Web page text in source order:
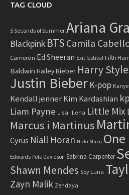
TAG CLOUD
5 Seconds of Summer Ariana
Blackpink BTS Camila
Cameron Ed Sheeran Exit festival Fifth
Baldwin Hailey Bieber Harry
Justin Bieber K-pop
Kendall jenner Kim Kardashian
Liam Payne Lisa i Lena Little Mix
Marcus i Martinus
Cyrus Niall Horan Nicki Minaj
Edwards Pete Davidson Sabrina Carpenter
Shawn Mendes Soy Luna
Zayn Malik Zendaya